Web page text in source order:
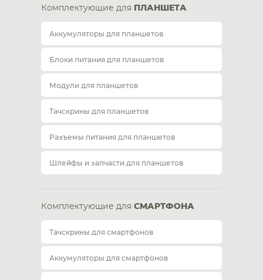
Комплектующие для ПЛАНШЕТА
Аккумуляторы для планшетов
Блоки питания для планшетов
Модули для планшетов
Тачскрины для планшетов
Разъемы питания для планшетов
Шлейфы и запчасти для планшетов
Комплектующие для СМАРТФОНА
Тачскрины для смартфонов
Аккумуляторы для смартфонов